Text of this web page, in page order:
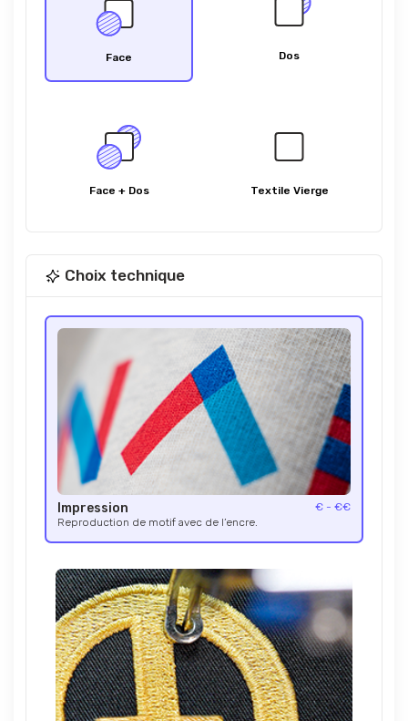
Face Dos
Face + Dos Textile Vierge
Choix technique
Impression
€ - €€
Reproduction de motif avec de l’encre.